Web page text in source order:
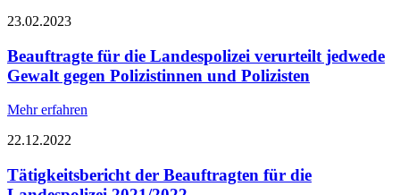
23.02.2023
Beauftragte für die Landespolizei verurteilt jedwede
Gewalt gegen Polizistinnen und Polizisten
Mehr erfahren
22.12.2022
Tätigkeitsbericht der Beauftragten für die